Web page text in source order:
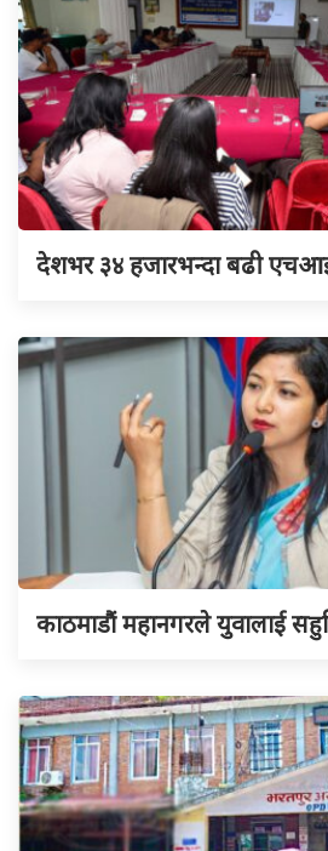
देशभर ३४ हजारभन्दा बढी
काठमाडौं महानगरले युवालाई